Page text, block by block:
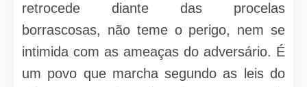
retrocede diante das procelas
borrascosas, não teme o perigo, nem se
intimida com as ameaças do adversário. É
um povo que marcha segundo as leis do